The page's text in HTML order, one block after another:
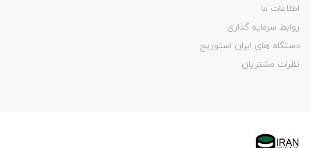
اطلاعات ما
روابط سرمایه گذاری
دستگاه های ایران استوریج
نظرات مشتریان